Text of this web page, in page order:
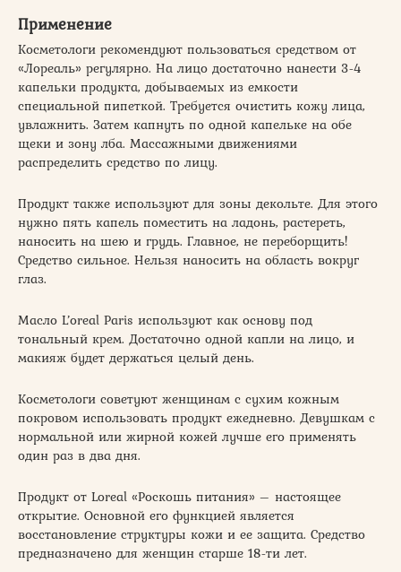
Применение
Косметологи рекомендуют пользоваться средством от
«Лореаль» регулярно. На лицо достаточно нанести 3-4
капельки продукта, добываемых из емкости
специальной пипеткой. Требуется очистить кожу лица,
увлажнить. Затем капнуть по одной капельке на обе
щеки и зону лба. Массажными движениями
распределить средство по лицу.
Продукт также используют для зоны декольте. Для этого
нужно пять капель поместить на ладонь, растереть,
наносить на шею и грудь. Главное, не переборщить!
Средство сильное. Нельзя наносить на область вокруг
глаз.
Масло L’oreal Paris используют как основу под
тональный крем. Достаточно одной капли на лицо, и
макияж будет держаться целый день.
Косметологи советуют женщинам с сухим кожным
покровом использовать продукт ежедневно. Девушкам с
нормальной или жирной кожей лучше его применять
один раз в два дня.
Продукт от Loreal «Роскошь питания» – настоящее
открытие. Основной его функцией является
восстановление структуры кожи и ее защита. Средство
предназначено для женщин старше 18-ти лет.